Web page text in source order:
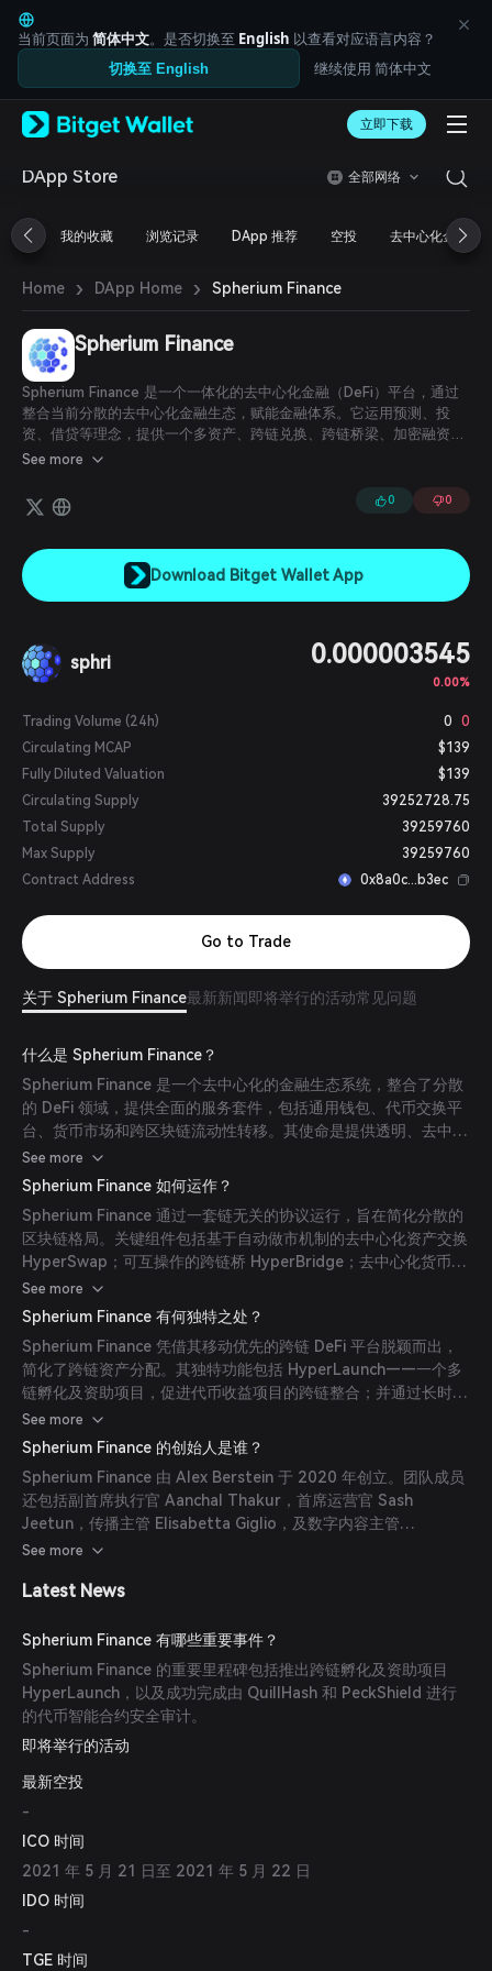
English
日本語
Tiếng Việt
Русский
Español (Latinoamérica)
Türkçe
Français
简体中文
繁體中文
Bahasa Indonesia
ภาษาไทย
العربية
বাংলা
Español
Português (Brasil)
当前页面为 简体中文。是否切换至 English 以查看对应语言内容？
切换至 English 继续使用 简体中文
立即下载
DApp Store 全部网络
我的收藏 浏览记录 DApp 推荐 空投 去中心化金融
Home › DApp Home › Spherium Finance
Spherium Finance
Spherium Finance 是一个一体化的去中心化金融（DeFi）平台，通过
整合当前分散的去中心化金融生态，赋能金融体系。它运用预测、投
资、借贷等理念，提供一个多资产、跨链兑换、跨链桥梁、加密融资解
决方案及跨链互操作性的综合平台。
See more
0 0
Download Bitget Wallet App
sphri 0.000003545
0.00%
Trading Volume (24h) 0
0
Circulating MCAP
$139
Fully Diluted Valuation
$139
Circulating Supply
39252728.75
Total Supply
39259760
Max Supply
39259760
Contract Address
0x8a0c...b3ec
Go to Trade
关于 Spherium Finance最新新闻即将举行的活动常见问题
什么是 Spherium Finance？
Spherium Finance 是一个去中心化的金融生态系统，整合了分散
的 DeFi 领域，提供全面的服务套件，包括通用钱包、代币交换平
台、货币市场和跨区块链流动性转移。其使命是提供透明、去中心
化、跨链且用户友好的金融解决方案，赋能创新者、机构、构建者
和投资者。
See more
Spherium Finance 如何运作？
Spherium Finance 通过一套链无关的协议运行，旨在简化分散的
区块链格局。关键组件包括基于自动做市机制的去中心化资产交换
HyperSwap；可互操作的跨链桥 HyperBridge；去中心化货币市
场 HyperLend；以及与其他 Spherium 产品和服务集成的去中心
化钱包 Spherium Wallet。
See more
Spherium Finance 有何独特之处？
Spherium Finance 凭借其移动优先的跨链 DeFi 平台脱颖而出，
简化了跨链资产分配。其独特功能包括 HyperLaunch——一个多
链孵化及资助项目，促进代币收益项目的跨链整合；并通过长时间
的测试网阶段、行业领先合作伙伴的审计及保障流动性和资产的实
践，注重安全性。
See more
Spherium Finance 的创始人是谁？
Spherium Finance 由 Alex Berstein 于 2020 年创立。团队成员
还包括副首席执行官 Aanchal Thakur，首席运营官 Sash
Jeetun，传播主管 Elisabetta Giglio，及数字内容主管
Pradyumn Singh。
See more
Latest News
Spherium Finance 有哪些重要事件？
Spherium Finance 的重要里程碑包括推出跨链孵化及资助项目
HyperLaunch，以及成功完成由 QuillHash 和 PeckShield 进行
的代币智能合约安全审计。
即将举行的活动
最新空投
-
ICO 时间
2021 年 5 月 21 日至 2021 年 5 月 22 日
IDO 时间
-
TGE 时间